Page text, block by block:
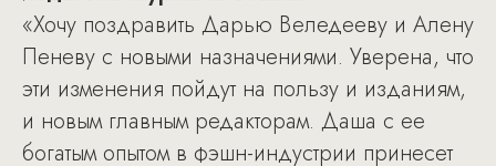
«Хочу поздравить Дарью Веледееву и Алену
Пеневу с новыми назначениями. Уверена, что
эти изменения пойдут на пользу и изданиям,
и новым главным редакторам. Даша с ее
богатым опытом в фэшн-индустрии принесет